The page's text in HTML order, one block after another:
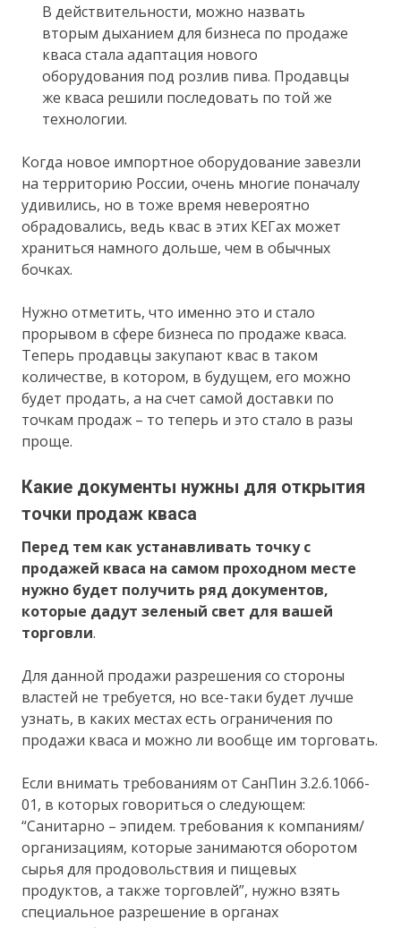
В действительности, можно назвать
вторым дыханием для бизнеса по продаже
кваса стала адаптация нового
оборудования под розлив пива. Продавцы
же кваса решили последовать по той же
технологии.
Когда новое импортное оборудование завезли
на территорию России, очень многие поначалу
удивились, но в тоже время невероятно
обрадовались, ведь квас в этих КЕГах может
храниться намного дольше, чем в обычных
бочках.
Нужно отметить, что именно это и стало
прорывом в сфере бизнеса по продаже кваса.
Теперь продавцы закупают квас в таком
количестве, в котором, в будущем, его можно
будет продать, а на счет самой доставки по
точкам продаж – то теперь и это стало в разы
проще.
Какие документы нужны для открытия
точки продаж кваса
Перед тем как устанавливать точку с
продажей кваса на самом проходном месте
нужно будет получить ряд документов,
которые дадут зеленый свет для вашей
торговли.
Для данной продажи разрешения со стороны
властей не требуется, но все-таки будет лучше
узнать, в каких местах есть ограничения по
продажи кваса и можно ли вообще им торговать.
Если внимать требованиям от СанПин 3.2.6.1066-
01, в которых говориться о следующем:
“Санитарно – эпидем. требования к компаниям/
организациям, которые занимаются оборотом
сырья для продовольствия и пищевых
продуктов, а также торговлей”, нужно взять
специальное разрешение в органах